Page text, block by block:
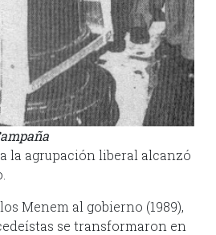
la agrupación liberal alcanzó
Menem al gobierno (1989),
se transformaron en